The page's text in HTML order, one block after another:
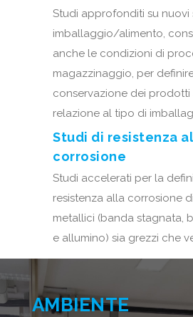
Studi approfonditi su nuovi
imballaggio/alimento,
anche le condizioni di
magazzinaggio, per
conservazione dei prodotti
relazione al tipo di
Studi di resistenza
corrosione
Studi accelerati per la
resistenza alla corrosione
metallici (banda stagnata,
e allumino) sia grezzi che
AMBIENTE